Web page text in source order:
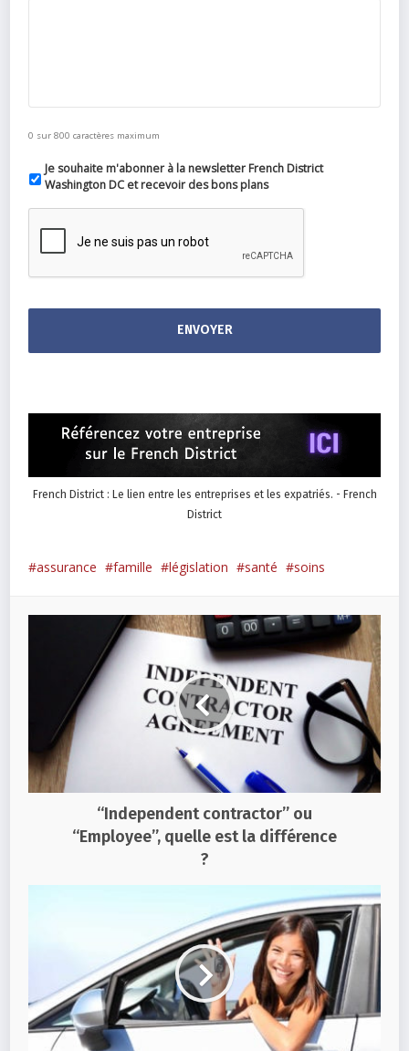
0 sur 800 caractères maximum
Je souhaite m'abonner à la newsletter French District
Washington DC et recevoir des bons plans
French District : Le lien entre les entreprises et les expatriés. - French
District
assurance famille législation santé soins
“Independent contractor” ou
“Employee”, quelle est la différence
?